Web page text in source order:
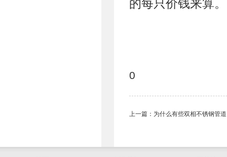
的每只价钱来算。
0
上一篇： 为什么有些双相不锈钢管​